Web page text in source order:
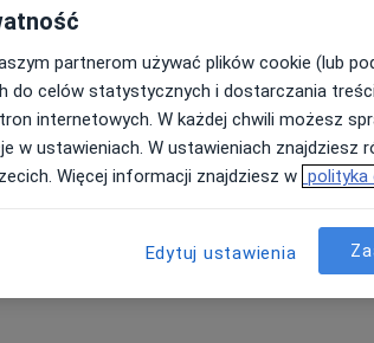
Dziś
6 Sie
Jutro
7 Sie
Sob,
8 Sie
Ndz,
9 Sie
partnerom używać plików cookie (lub
do celów statystycznych i dostarczania
internetowych. W każdej chwili możesz
w ustawieniach. W ustawieniach znajdziesz
Więcej informacji znajdziesz w polityka
Edytuj ustawienia